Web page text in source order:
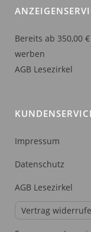
Bereits ab 350,00
werben
AGB Lesezirkel
Impressum
Datenschutz
AGB Lesezirkel
Vertrag